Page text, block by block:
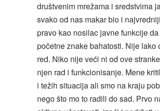
društvenim mrežama i sredstvima
svako od nas makar bio i
pravo kao nosilac javne funkcije
početne znake bahatosti. Nije
red. Niko nije veći ni od ove
njen rad i funkcionisanje. Mene
i težih situacija ali smo na kraju
nego što mo to radili do sad. Prvo